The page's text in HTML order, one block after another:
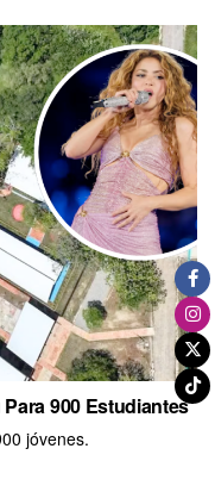
900 Estudiantes
jóvenes.